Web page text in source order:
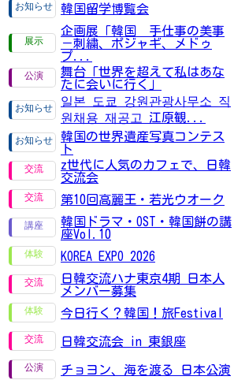
韓国留学博覧会
企画展「韓国 手仕事の美事
－刺繍、ポジャギ、メドゥ
プ...
舞台「世界を超えて私はあな
たに会いに行く」
일본 도쿄 강원관광사무소 직
원채용 재공고 江原観...
韓国の世界遺産写真コンテス
ト
z世代に人気のカフェで、日韓
交流会
第10回高麗王・若光ウオーク
韓国ドラマ・OST・韓国餅の講
座Vol.10
KOREA EXPO 2026
日韓交流ハナ東京4期 日本人
メンバー募集
今日行く？韓国！旅Festival
日韓交流会 in 東銀座
チョヨン、海を渡る 日本公演